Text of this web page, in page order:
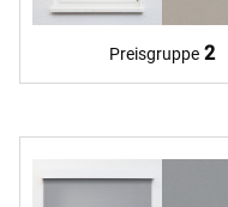
Preisgruppe 2